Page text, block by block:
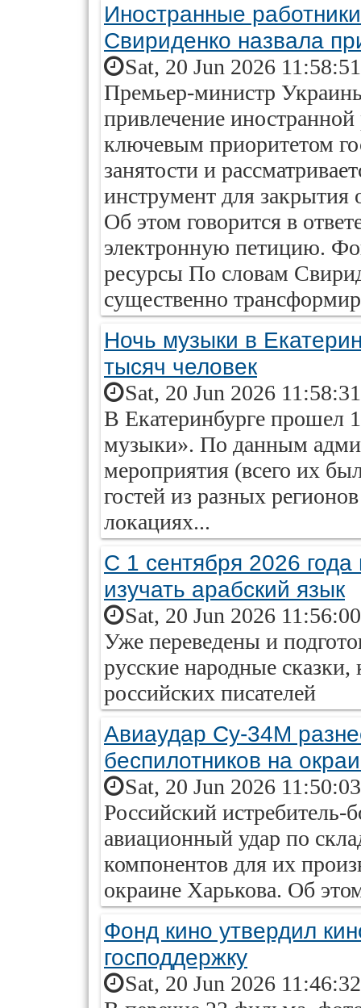
Иностранные
Свириденко назвала
Sat, 20 Jun 2026
Премьер-министр
привлечение
ключевым приоритетом
занятости и
инструмент для
Об этом говорится в
электронную петицию.
ресурсы По словам
существенно
Ночь музыки в
тысяч человек
Sat, 20 Jun 2026
В Екатеринбурге прошел
музыки». По данным
мероприятия (всего их
гостей из разных
локациях...
С 1 сентября 2026
изучать арабский язык
Sat, 20 Jun 2026
Уже переведены и
русские народные
российских писателей
Авиаудар Су-34М
беспилотников на
Sat, 20 Jun 2026
Российский
авиационный удар по
компонентов для их
окраине Харькова. Об
Фонд кино утвердил
господдержку
Sat, 20 Jun 2026